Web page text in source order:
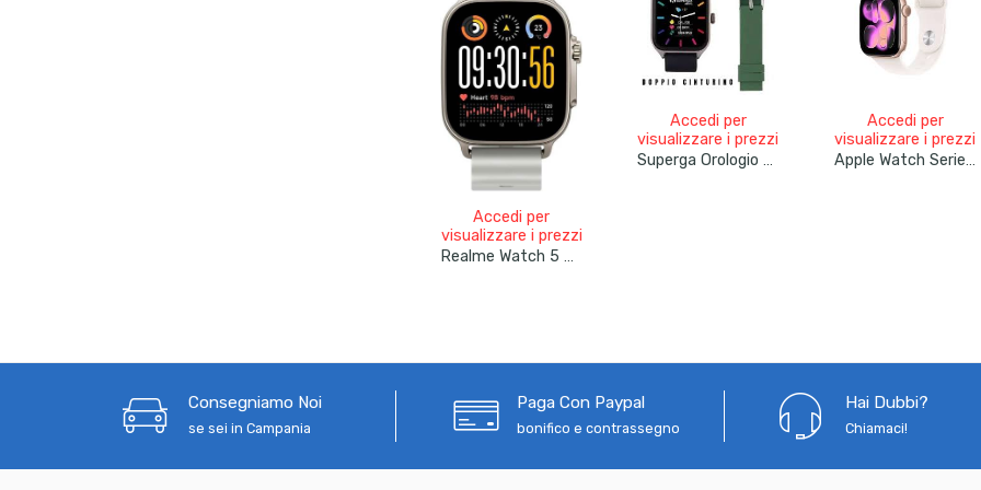
Accedi per
visualizzare i prezzi
Accedi per
visualizzare i prezzi
Accedi per
visualizzare i prezzi
Consegniamo Noi
se sei in Campania
Paga Con Paypal
bonifico e contrassegno
Hai Dubbi?
Chiamaci!